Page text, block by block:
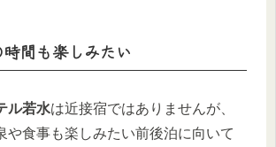
間も楽しみたい
ル若水は近接宿ではありませんが、
や食事も楽しみたい前後泊に向いて